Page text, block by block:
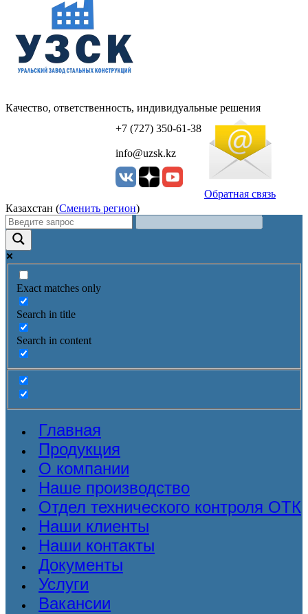
УЗСК Казахстан
Качество, ответственность, индивидуальные решения
+7 (727) 350-61-38
info@uzsk.kz
Обратная связь
Казахстан (Сменить регион)
Exact matches only
Search in title
Search in content
Главная
Продукция
О компании
Наше производство
Отдел технического контроля ОТК
Наши клиенты
Наши контакты
Документы
Услуги
Вакансии